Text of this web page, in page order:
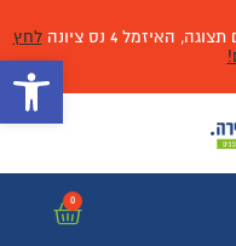
האיזמל 4 נס ציונה
לחץ
0